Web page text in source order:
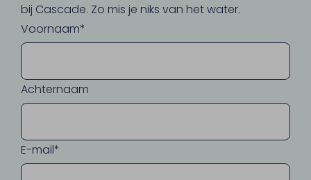
bij Cascade. Zo mis je niks van het water.
Voornaam*
Achternaam
E-mail*